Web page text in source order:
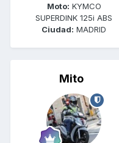
Moto: KYMCO
SUPERDINK 125i ABS
Ciudad: MADRID
Mito